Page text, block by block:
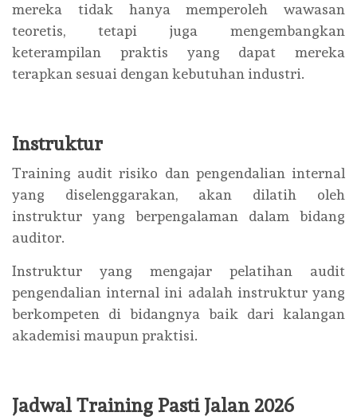
mereka tidak hanya memperoleh wawasan
teoretis, tetapi juga mengembangkan
keterampilan praktis yang dapat mereka
terapkan sesuai dengan kebutuhan industri.
Instruktur
Training audit risiko dan pengendalian internal
yang diselenggarakan, akan dilatih oleh
instruktur yang berpengalaman dalam bidang
auditor.
Instruktur yang mengajar pelatihan audit
pengendalian internal ini adalah instruktur yang
berkompeten di bidangnya baik dari kalangan
akademisi maupun praktisi.
Jadwal Training Pasti Jalan 2026